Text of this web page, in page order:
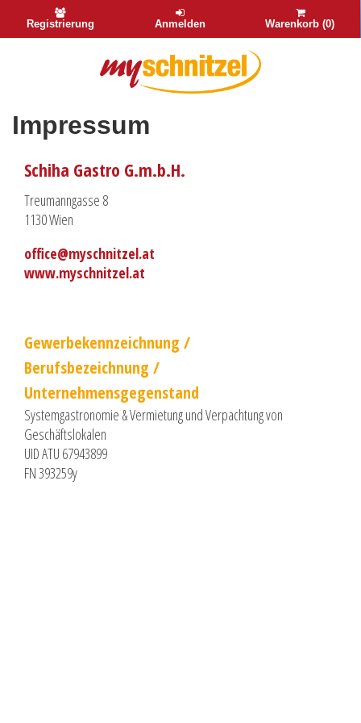
Registrierung Anmelden Warenkorb (0)
Impressum
Schiha Gastro G.m.b.H.
Treumanngasse 8
1130 Wien
office@myschnitzel.at
www.myschnitzel.at
Gewerbekennzeichnung /
Berufsbezeichnung /
Unternehmensgegenstand
Systemgastronomie & Vermietung und Verpachtung von
Geschäftslokalen
UID ATU 67943899
FN 393259y